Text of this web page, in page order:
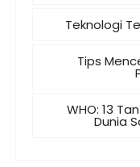
Teknologi
Tips
WHO: 13
Dunia